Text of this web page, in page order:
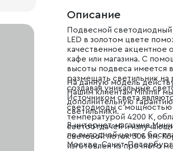
Описание
Подвесной светодиодный
LED в золотом цвете
качественное акцентное
кафе или магазина. С
высоты подвеса имеется
размещать светильник на
создавая уникальные
Источником света
светодиоды с мощностью
температурой 4200 К,
светоотдачей и
световой поток 306 лм.
изготовлен из прочного
На данную модель
Нашим клиентам Minimir
дополнительную
светильники.
В интернет-магазине
по выгодной цене с
Москве, Санкт-